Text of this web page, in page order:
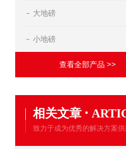
大地磅
小地磅
查看全部产品 >>
相关文章 ·
致力于成为优秀的解决方案供